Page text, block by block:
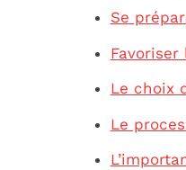
Se
Le choix
Le